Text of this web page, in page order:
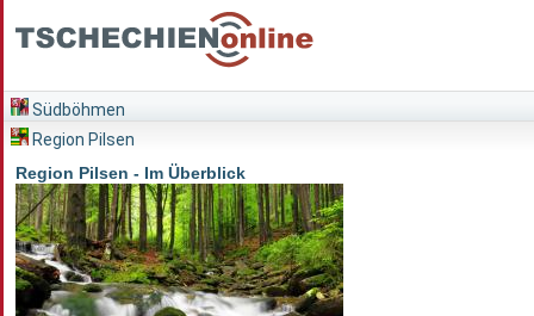
Südböhmen
Region Pilsen
Region Pilsen - Im Überblick